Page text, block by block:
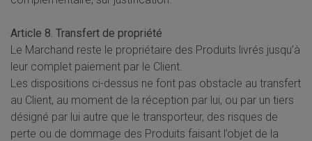
Article 8. Transfert de propriété
Le Marchand reste le propriétaire des Produits livrés jusqu’à
leur complet paiement par le Client.
Les dispositions ci-dessus ne font pas obstacle au transfert
au Client, au moment de la réception par lui, ou par un tiers
désigné par lui autre que le transporteur, des risques de
perte ou de dommage des Produits faisant l’objet de la